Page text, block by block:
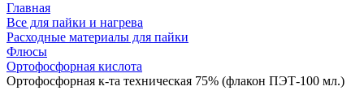
Главная
Все для пайки и нагрева
Расходные материалы для пайки
Флюсы
Ортофосфорная кислота
Ортофосфорная к-та техническая 75% (флакон ПЭТ-100 мл.)